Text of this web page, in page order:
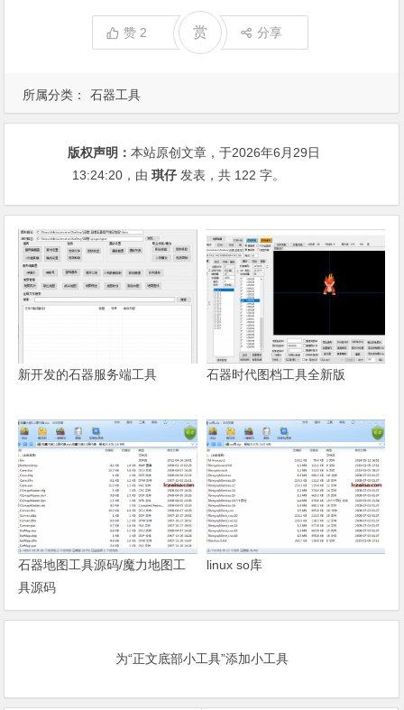
所属分类： 石器工具
赞 2 赏 分享
版权声明：本站原创文章，于2026年6月29日
13:24:20 ，由琪仔 发表，共 122 字。
新开发的石器服务端工具 石器时代图档工具全新版
石器地图工具源码/魔力地图工
具源码
linux so库
为“正文底部小工具”添加小工具